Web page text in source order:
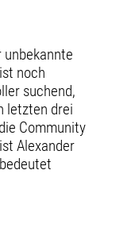
unbekannte
noch
suchend,
letzten drei
Community
Alexander